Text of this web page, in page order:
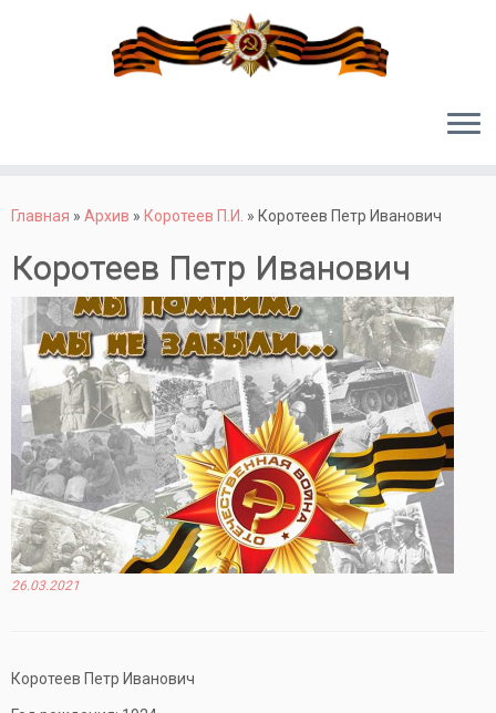
Главная » Архив » Коротеев П.И. » Коротеев Петр Иванович
Коротеев Петр Иванович
26.03.2021
Коротеев Петр Иванович